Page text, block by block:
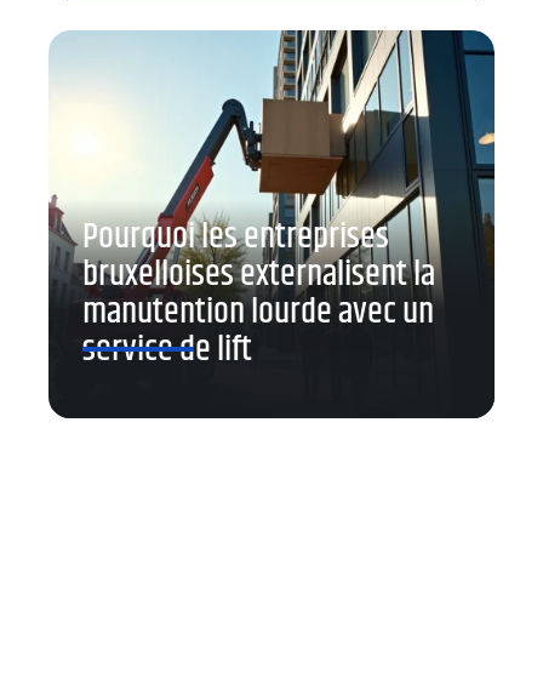
Pourquoi les entreprises
bruxelloises externalisent la
manutention lourde avec un
service de lift